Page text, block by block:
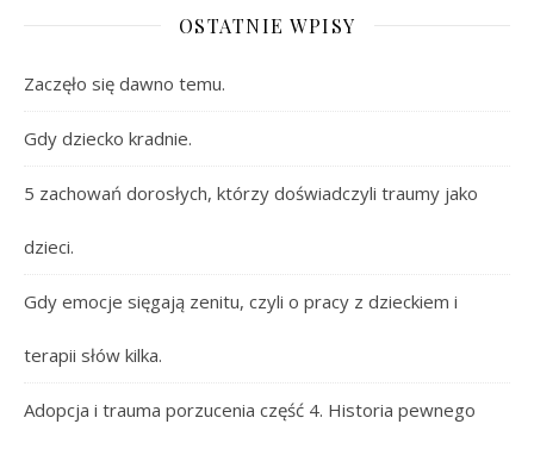
OSTATNIE WPISY
Zaczęło się dawno temu.
Gdy dziecko kradnie.
5 zachowań dorosłych, którzy doświadczyli traumy jako
dzieci.
Gdy emocje sięgają zenitu, czyli o pracy z dzieckiem i
terapii słów kilka.
Adopcja i trauma porzucenia część 4. Historia pewnego